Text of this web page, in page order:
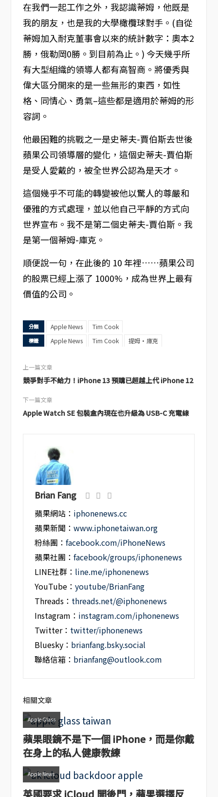
在我們一起工作之外，我認識蒂姆，他既是
我的朋友，也是我的大學橄欖球對手。(自從
蒂姆加入耐克董事會以來的統計數字：奧本2
勝，俄勒岡0勝。到目前為止。) 今天幾乎所
有大型組織的領導人都有高智商。將優秀與
偉大區分開來的是一些無形的東西，如性
格、同情心、勇氣–這些都是適用於蒂姆的形
容詞。
他最困難的挑戰之一是史蒂夫-賈伯斯去世後
蘋果公司領導層的變化，這個史蒂夫-賈伯斯
是受人愛戴的，被全世界公認為是天才。
這個幾乎不可能的轉變被他以驚人的尊嚴和
優雅的方式處理，並以他自己平靜的方式向
世界宣布。我不是第二個史蒂夫-賈伯斯。我
是第一個蒂姆-庫克。
順便說一句，在此後的 10 年裡……蘋果公司
的股票已經上漲了 1000%，成為世界上最有
價值的公司。
分類 Apple News Tim Cook
標籤 Apple News Tim Cook 提姆·庫克
上一篇文章
競爭對手不給力！iPhone 13 預購已超越上代 iPhone 12
下一篇文章
Apple Watch SE 包裝盒內現在也升級為 USB-C 充電線
Brian Fang
蘋果網站： iphonenews.cc
蘋果新聞：www.iphonetaiwan.org
粉絲團：facebook.com/iPhoneNews
蘋果社團：facebook/groups/iphonenews
LINE社群： line.me/iphonenews
YouTube：youtube/BrianFang
Threads： threads.net/@iphonenews
Instagram： instagram.com/iphonenews
Twitter： twitter/iphonenews
Bluesky： brianfang.bsky.social
聯絡信箱： brianfang@outlook.com
相關文章
Apple Glass
蘋果眼鏡不是下一個 iPhone，而是你戴
在身上的私人健康教練
Apple News
英國要求 iCloud 開後門，蘋果選擇反